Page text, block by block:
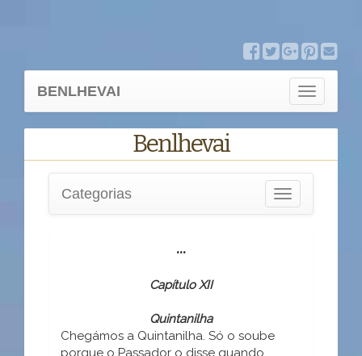
BENLHEVAI
Toggle
navigation
Benlhevai
Categorias
Toggle
navigation
...
Capítulo XII
Quintanilha
Chegámos a Quintanilha. Só o soube
porque o Passador o disse quando